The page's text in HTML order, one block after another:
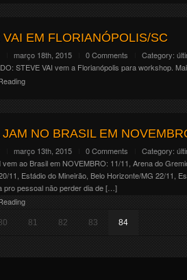
VAI EM FLORIANÓPOLIS/SC
março 18th, 2015 0 Comments Category:
STEVE VAI vem a Florianópolis para workshop.
JAM NO BRASIL EM
março 13th, 2015 0 Comments Category:
vem ao Brasil em NOVEMBRO: 11/11, Arena do
11, Estádio do Mineirão, Belo Horizonte/MG 22/11,
pro pessoal não perder dia de […]
81 82 83 84